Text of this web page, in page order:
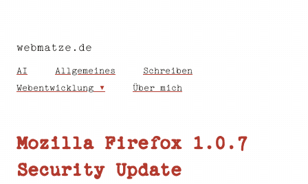
webmatze.de
AI Allgemeines Schreiben
Webentwicklung Über mich
Mozilla Firefox 1.0.7
Security Update